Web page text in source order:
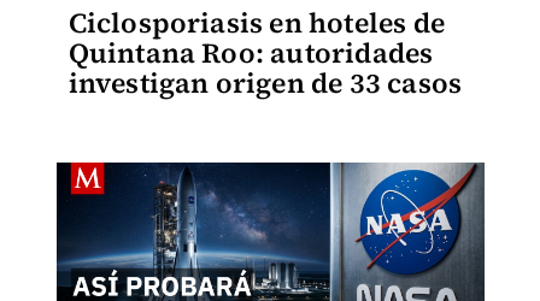
Ciclosporiasis en hoteles de
Quintana Roo: autoridades
investigan origen de 33 casos